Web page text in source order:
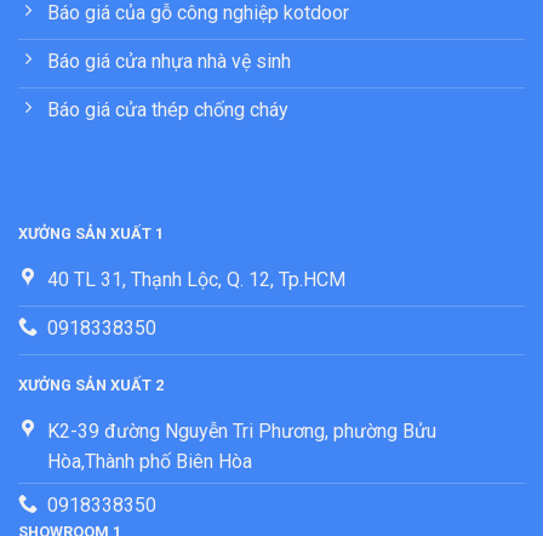
Báo giá của gỗ công nghiệp kotdoor
Báo giá cửa nhựa nhà vệ sinh
Báo giá cửa thép chống cháy
XƯỞNG SẢN XUẤT 1
40 TL 31, Thạnh Lộc, Q. 12, Tp.HCM
0918338350
XƯỞNG SẢN XUẤT 2
K2-39 đường Nguyễn Tri Phương, phường Bửu
Hòa,Thành phố Biên Hòa
0918338350
SHOWROOM 1